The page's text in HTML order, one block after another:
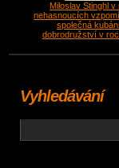
Miloslav Stinghl v
nehasnoucích
společná
dobrodružství v
Vyhledávání